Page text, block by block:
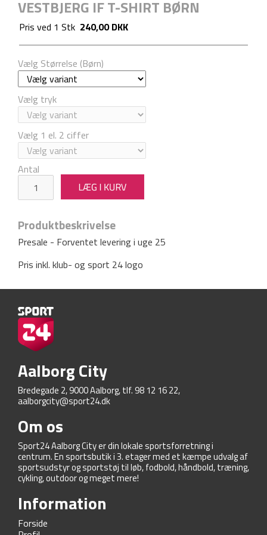
VESTBJERG IF T-SHIRT BØRN
Pris ved 1 Stk 240,00 DKK
Vælg Størrelse (Børn)
Vælg tryk
Vælg 1 el. 2 ciffer
Antal
Produktbeskrivelse
Presale - Forventet levering i uge 25
Pris inkl. klub- og sport 24 logo
Aalborg City
Bredegade 2, 9000 Aalborg, tlf. 98 12 16 22,
aalborgcity@sport24.dk
Om os
Sport24 Aalborg City er din lokale sportsforretning i
centrum. En sportsbutik i 3. etager med et kæmpe udvalg af
sportsudstyr og sportstøj til løb, fodbold, håndbold, træning,
cykling, outdoor og meget mere!
Information
Forside